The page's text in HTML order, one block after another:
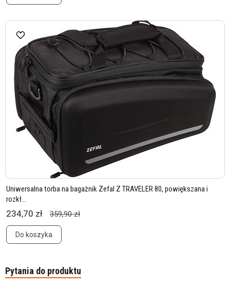
Uniwersalna torba na bagażnik Zefal Z TRAVELER 80, powiększana i
rozkł...
234,70 zł 359,90 zł
Do koszyka
Pytania do produktu